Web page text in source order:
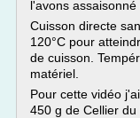
l'avons
Cuisson directe
120°C pour
de cuisson.
matériel.
Pour cette vidéo
450 g de Cellier